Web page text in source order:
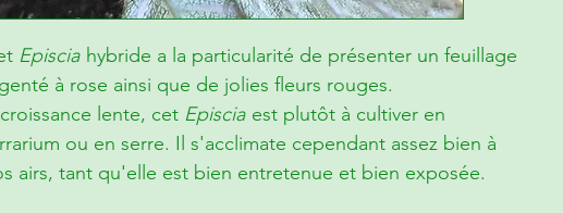
Episcia hybride a la particularité de présenter un feuillage
à rose ainsi que de jolies fleurs rouges.
lente, cet Episcia est plutôt à cultiver en
ou en serre. Il s'acclimate cependant assez bien à
airs, tant qu'elle est bien entretenue et bien exposée.